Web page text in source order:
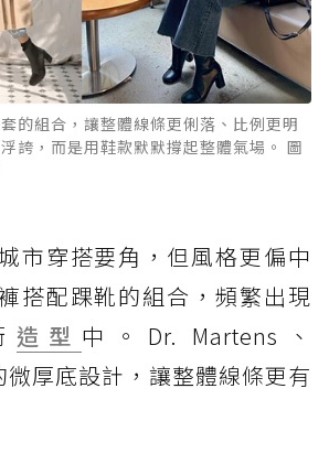
的組合，讓整體線條更俐落、比例更明
誇，而是用鞋款默默撐起整體氣場。 圖
市穿搭要角，但風格更偏中
搭配踝靴的組合，頻繁出現
造型 中。Dr. Martens、
厚底設計，讓整體線條更有